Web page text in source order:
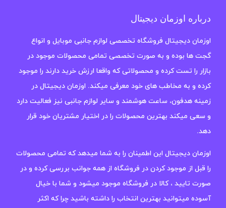
درباره اوزمان دیجیتال
اوزمان دیجیتال فروشگاه تخصصی لوازم جانبی موبایل و انواع
گجت ها بوده و به صورت تخصصی تمامی محصولات موجود در
بازار را تست کرده و محصولاتی که واقعا ارزش خرید دارند را موجود
کرده و به مخاطب های خود معرفی میکند. اوزمان دیجیتال در
زمینه هدفون، ساعت هوشمند و سایر لوازم جانبی نیز فعالیت دارد
و سعی میکند بهترین محصولات را در اختیار مشتریان خود قرار
دهد.
اوزمان دیجیتال این اطمینان را به شما میدهد که تمامی محصولات
را قبل از موجود کردن در فروشگاه از همه جوانب بررسی کرده و در
صورت تایید ، کالا در فروشگاه موجود میشود و شما با خیال
آسوده میتوانید بهترین انتخاب را داشته باشید چرا که اکثر